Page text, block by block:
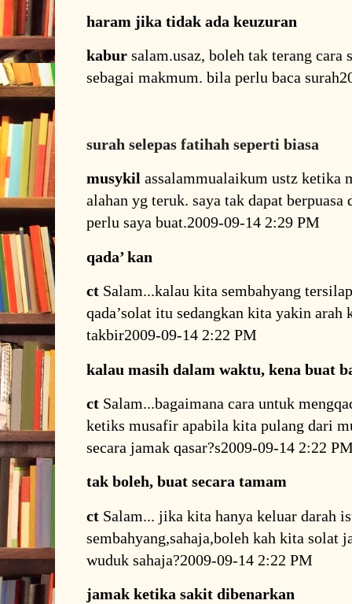
haram jika tidak ada keuzuran
kabur salam.usaz, boleh tak terang cara
sebagai makmum. bila perlu baca
surah selepas fatihah seperti biasa
musykil assalammualaikum ustz ketika
alahan yg teruk. saya tak dapat berpuasa
perlu saya buat.2009-09-14 2:29 PM
qada’ kan
ct Salam...kalau kita sembahyang
qada’solat itu sedangkan kita yakin
takbir2009-09-14 2:22 PM
kalau masih dalam waktu, kena buat
ct Salam...bagaimana cara untuk
ketiks musafir apabila kita pulang dari
secara jamak qasar?s2009-09-14 2:22
tak boleh, buat secara tamam
ct Salam... jika kita hanya keluar darah
sembahyang,sahaja,boleh kah kita solat
wuduk sahaja?2009-09-14 2:22 PM
jamak ketika sakit dibenarkan